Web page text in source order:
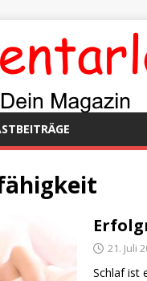
21. Juli
Schlaf ist